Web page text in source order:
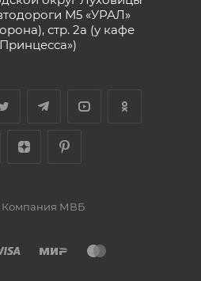
М5 «УРАЛ»
стр. 2а (у кафе
Компания МВБ